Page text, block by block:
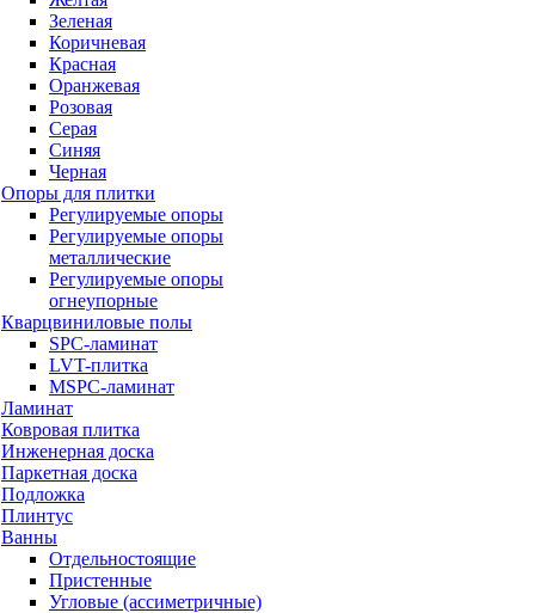
Зеленая
Коричневая
Красная
Оранжевая
Розовая
Серая
Синяя
Черная
Опоры для плитки
Регулируемые опоры
Регулируемые опоры
металлические
Регулируемые опоры
огнеупорные
Кварцвиниловые полы
SPC-ламинат
LVT-плитка
MSPC-ламинат
Ламинат
Ковровая плитка
Инженерная доска
Паркетная доска
Подложка
Плинтус
Ванны
Отдельностоящие
Пристенные
Угловые (ассиметричные)